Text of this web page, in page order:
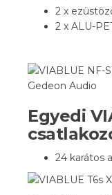
2 x
2 x ALU-
Egyedi
24 karátos